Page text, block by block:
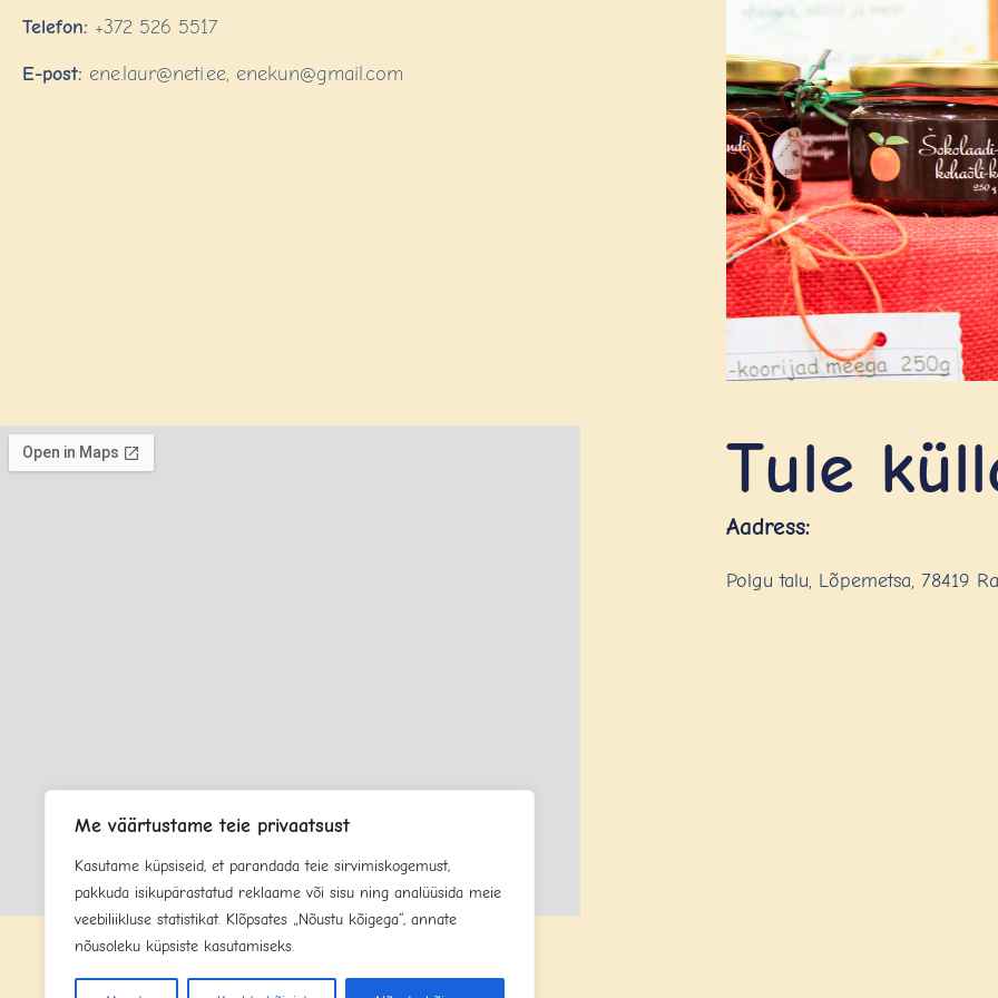
Me väärtustame teie privaatsust
Kasutame küpsiseid, et parandada teie sirvimiskogemust,
pakkuda isikupärastatud reklaame või sisu ning analüüsida meie
veebiliikluse statistikat. Klõpsates „Nõustu kõigega“, annate
nõusoleku küpsiste kasutamiseks.
Telefon: +372 526 5517
E-post: ene.laur@neti.ee, enekun@gmail.com
Tule
Aadress:
Polgu talu, Lõpemetsa, 78419